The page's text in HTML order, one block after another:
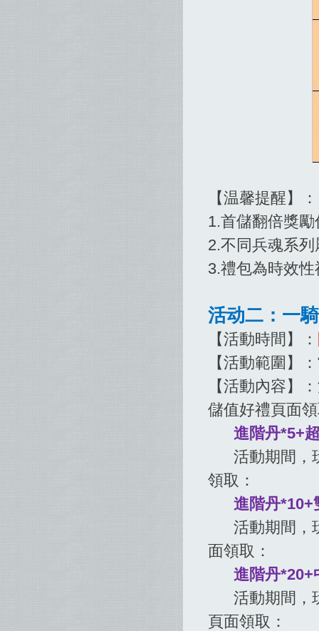
【温馨提醒】：
1.首儲翻倍獎
2.不同兵魂系
3.禮包為時效
活动二：一
【活動時間】：
【活動範圍】
【活動內容】
儲值好禮頁面
進階丹*5+
活動期間，
領取：
進階丹*10+
活動期間，
面領取：
進階丹*20+
活動期間，
頁面領取：